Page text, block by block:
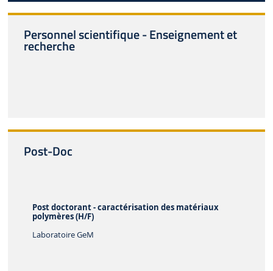
Personnel scientifique - Enseignement et
recherche
Post-Doc
Post doctorant - caractérisation des matériaux
polymères (H/F)
Laboratoire GeM